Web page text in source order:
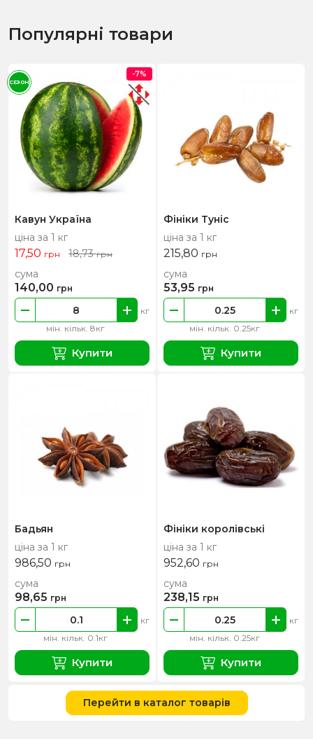
Популярні товари
Кавун Україна
ціна за 1 кг
17,50 грн 18,73грн
мін. кільк. 8кг
кг
сума
140,00 грн
Купити
-7%
СЕЗОН
Фініки Туніс
ціна за 1 кг
215,80 грн
мін. кільк. 0.25кг
кг
сума
53,95 грн
Купити
Бадьян
ціна за 1 кг
986,50 грн
мін. кільк. 0.1кг
кг
сума
98,65 грн
Купити
Фініки королівські
ціна за 1 кг
952,60 грн
мін. кільк. 0.25кг
кг
сума
238,15 грн
Купити
Перейти в каталог товарів